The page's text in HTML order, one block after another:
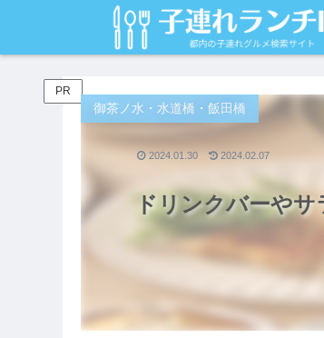
PR
ドリンクバーや
御茶ノ水・水道橋・飯田橋
2024.01.30 2024.02.07